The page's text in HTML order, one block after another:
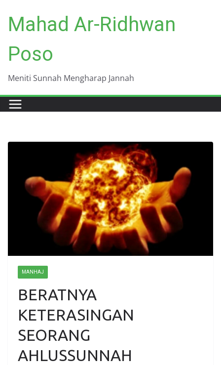
content
Mahad Ar-Ridhwan
Poso
Meniti Sunnah Mengharap Jannah
MANHAJ
BERATNYA
KETERASINGAN
SEORANG
AHLUSSUNNAH